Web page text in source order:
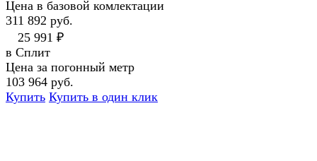
Цена в базовой комлектации
311 892 руб.
25 991 ₽
в Сплит
Цена за погонный метр
103 964 руб.
Купить Купить в один клик